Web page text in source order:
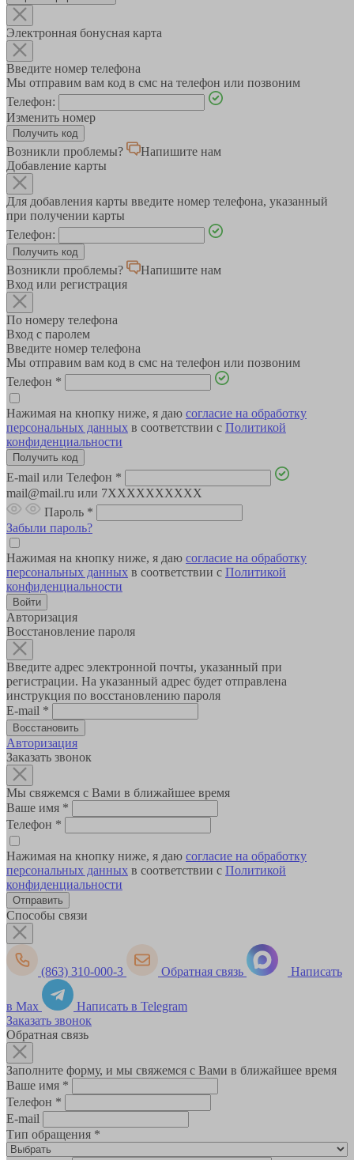
Электронная бонусная карта
Введите номер телефона
Мы отправим вам код в смс на телефон или позвоним
Телефон:
Изменить номер
Возникли проблемы?
Напишите нам
Добавление карты
Для добавления карты введите номер телефона, указанный
при получении карты
Телефон:
Возникли проблемы?
Напишите нам
Вход или регистрация
По номеру телефона
Вход с паролем
Введите номер телефона
Мы отправим вам код в смс на телефон или позвоним
Телефон *
Нажимая на кнопку ниже, я даю согласие на обработку
персональных данных в соответствии с Политикой
конфиденциальности
E-mail или Телефон *
mail@mail.ru или 7XXXXXXXXXX
Пароль *
Забыли пароль?
Нажимая на кнопку ниже, я даю согласие на обработку
персональных данных в соответствии с Политикой
конфиденциальности
Авторизация
Восстановление пароля
Введите адрес электронной почты, указанный при
регистрации. На указанный адрес будет отправлена
инструкция по восстановлению пароля
E-mail *
Авторизация
Заказать звонок
Мы свяжемся с Вами в ближайшее время
Ваше имя *
Телефон *
Нажимая на кнопку ниже, я даю согласие на обработку
персональных данных в соответствии с Политикой
конфиденциальности
Способы связи
(863) 310-000-3 Обратная связь Написать
в Max
Написать в Telegram
Заказать звонок
Обратная связь
Заполните форму, и мы свяжемся с Вами в ближайшее время
Ваше имя *
Телефон *
E-mail
Тип обращения *